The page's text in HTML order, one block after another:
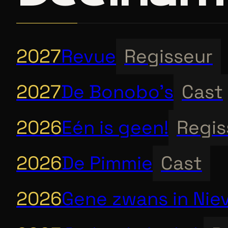
2027Revue Regisseur
2027De Bonobo’s Cast
2026Eén is geen!
2026De Pimmie Cast
2026Gene zwans in